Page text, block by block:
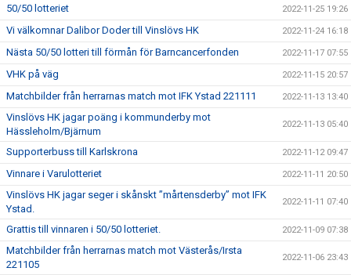
50/50 lotteriet 2022-11-25 19:26
Vi välkomnar Dalibor Doder till Vinslövs HK 2022-11-24 16:18
Nästa 50/50 lotteri till förmån för Barncancerfonden 2022-11-17 07:55
VHK på väg 2022-11-15 20:57
Matchbilder från herrarnas match mot IFK Ystad 221111 2022-11-13 13:40
Vinslövs HK jagar poäng i kommunderby mot
Hässleholm/Bjärnum
2022-11-13 05:40
Supporterbuss till Karlskrona 2022-11-12 09:47
Vinnare i Varulotteriet 2022-11-11 20:50
Vinslövs HK jagar seger i skånskt ”mårtensderby” mot IFK
Ystad.
2022-11-11 07:40
Grattis till vinnaren i 50/50 lotteriet. 2022-11-09 07:38
Matchbilder från herrarnas match mot Västerås/Irsta
221105
2022-11-06 23:43